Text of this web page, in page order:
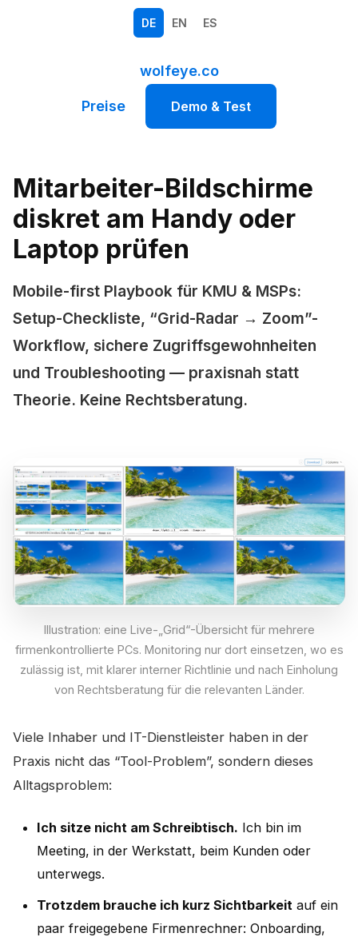
DE EN ES
wolfeye.co
Preise Demo & Test
Mitarbeiter-Bildschirme
diskret am Handy oder
Laptop prüfen
Mobile-first Playbook für KMU & MSPs:
Setup-Checkliste, “Grid-Radar → Zoom”-
Workflow, sichere Zugriffsgewohnheiten
und Troubleshooting — praxisnah statt
Theorie. Keine Rechtsberatung.
Illustration: eine Live-„Grid“-Übersicht für mehrere
firmenkontrollierte PCs. Monitoring nur dort einsetzen, wo es
zulässig ist, mit klarer interner Richtlinie und nach Einholung
von Rechtsberatung für die relevanten Länder.
Viele Inhaber und IT-Dienstleister haben in der
Praxis nicht das “Tool-Problem”, sondern dieses
Alltagsproblem:
Ich sitze nicht am Schreibtisch. Ich bin im
Meeting, in der Werkstatt, beim Kunden oder
unterwegs.
Trotzdem brauche ich kurz Sichtbarkeit auf ein
paar freigegebene Firmenrechner: Onboarding,